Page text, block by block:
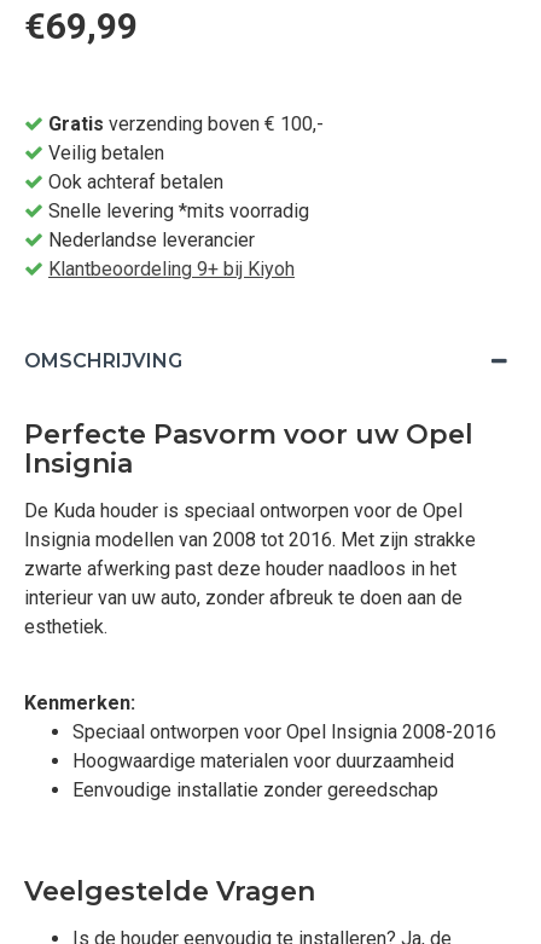
€69,99
Gratis verzending boven € 100,-
Veilig betalen
Ook achteraf betalen
Snelle levering *mits voorradig
Nederlandse leverancier
Klantbeoordeling 9+ bij Kiyoh
OMSCHRIJVING
Perfecte Pasvorm voor uw Opel
Insignia
De Kuda houder is speciaal ontworpen voor de Opel
Insignia modellen van 2008 tot 2016. Met zijn strakke
zwarte afwerking past deze houder naadloos in het
interieur van uw auto, zonder afbreuk te doen aan de
esthetiek.
Kenmerken:
Speciaal ontworpen voor Opel Insignia 2008-2016
Hoogwaardige materialen voor duurzaamheid
Eenvoudige installatie zonder gereedschap
Veelgestelde Vragen
Is de houder eenvoudig te installeren? Ja, de